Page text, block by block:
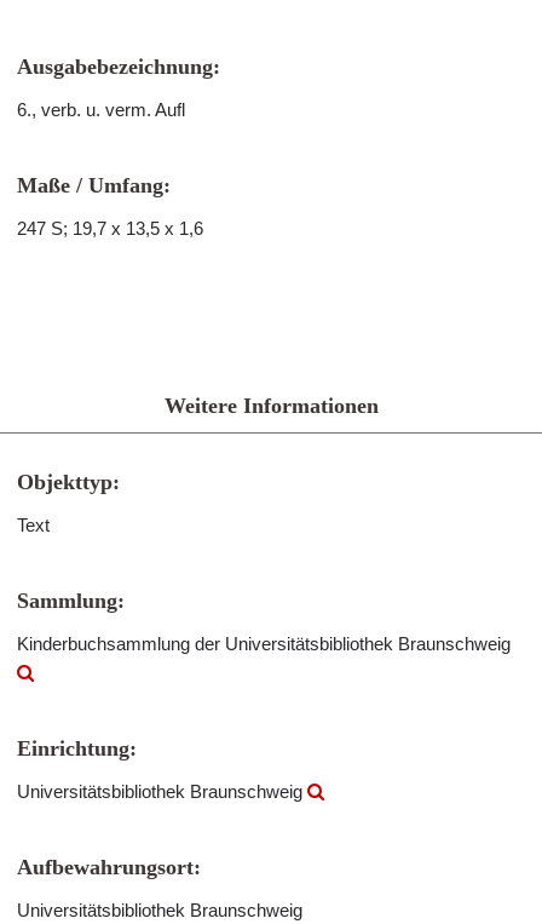
Ausgabebezeichnung:
6., verb. u. verm. Aufl
Maße / Umfang:
247 S; 19,7 x 13,5 x 1,6
Weitere Informationen
Objekttyp:
Text
Sammlung:
Kinderbuchsammlung der Universitätsbibliothek Braunschweig
Einrichtung:
Universitätsbibliothek Braunschweig
Aufbewahrungsort:
Universitätsbibliothek Braunschweig